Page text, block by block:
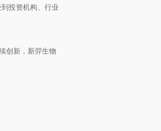
投资机构、行业
创新，新羿生物